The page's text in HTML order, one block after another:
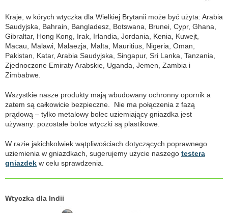
Kraje, w kórych wtyczka dla Wielkiej Brytanii może być użyta: Arabia
Saudyjska, Bahrain, Bangladesz, Botswana, Brunei, Cypr, Ghana,
Gibraltar, Hong Kong, Irak, Irlandia, Jordania, Kenia, Kuwejt,
Macau, Malawi, Malaezja, Malta, Mauritius, Nigeria, Oman,
Pakistan, Katar, Arabia Saudyjska, Singapur, Sri Lanka, Tanzania,
Zjednoczone Emiraty Arabskie, Uganda, Jemen, Zambia i
Zimbabwe.
Wszystkie nasze produkty mają wbudowany ochronny opornik a
zatem są całkowicie bezpieczne. Nie ma połączenia z fazą
prądową – tylko metalowy bolec uziemiający gniazdka jest
używany: pozostałe bolce wtyczki są plastikowe.
W razie jakichkolwiek wątpliwościach dotyczących poprawnego
uziemienia w gniazdkach, sugerujemy użycie naszego testera
gniazdek w celu sprawdzenia.
Wtyczka dla Indii